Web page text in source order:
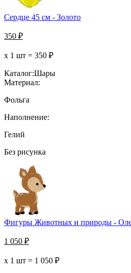
Сердце 45 см - Золото
350 ₽
х 1 шт = 350 ₽
Каталог:Шары
Материал:
Фольга
Наполнение:
Гелий
Без рисунка
Фигуры Животных и природы -
1 050 ₽
х 1 шт = 1 050 ₽